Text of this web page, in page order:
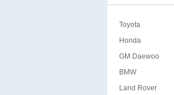
Toyota
Honda
GM Daewoo
BMW
Land Rover